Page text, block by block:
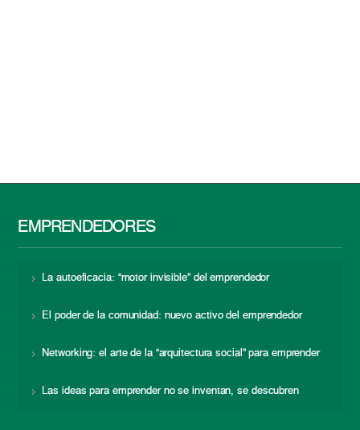
EMPRENDEDORES
La autoeficacia: “motor invisible” del emprendedor
El poder de la comunidad: nuevo activo del emprendedor
Networking: el arte de la “arquitectura social” para emprender
Las ideas para emprender no se inventan, se descubren